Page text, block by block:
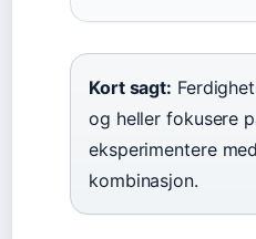
Kort sagt:
og heller fokusere
eksperimentere
kombinasjon.